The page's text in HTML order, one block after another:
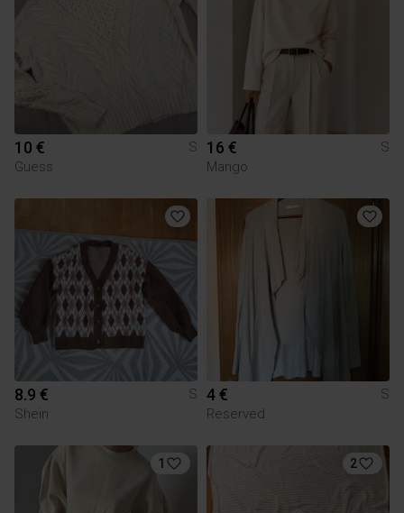
10 €
S
Guess
16 €
S
Mango
8.9 €
S
Shein
4 €
S
Reserved
1 2